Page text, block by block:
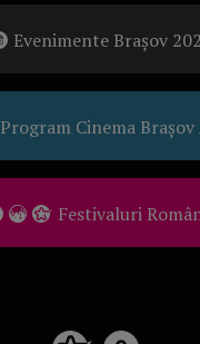
Evenimente Brașov
Program Cinema
Festivaluri